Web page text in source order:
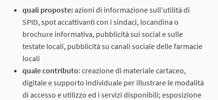
quali proposte: azioni di informazione sull’utilità di
SPID, spot accattivanti con i sindaci, locandina o
brochure informativa, pubblicità sui social e sulle
testate locali, pubblicità su canali sociale delle farmacie
locali
quale contributo: creazione di materiale cartaceo,
digitale e supporto individuale per illustrare le modalità
di accesso e utilizzo ed i servizi disponibili; esposizione